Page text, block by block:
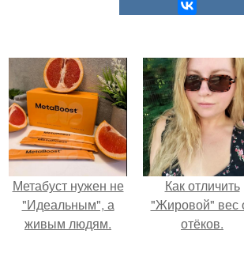
Метабуст нужен не
"Идеальным", а
живым людям.
Как отличить
"Жировой" вес
отёков.